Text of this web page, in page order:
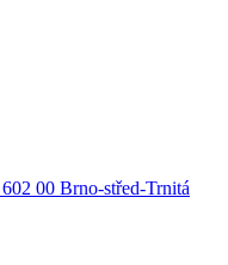
00 Brno-střed-Trnitá